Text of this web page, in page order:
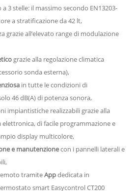
3 stelle: il massimo secondo EN13203-
a stratificazione da 42 lt,
grazie all’elevato range di modulazione
grazie alla regolazione climatica
sonda esterna),
in tutte le condizioni di
46 dB(A) di potenza sonora,
impiantistiche realizzabili grazie alla
di facile programmazione e
display multicolore,
e manutenzionecon i pannelli laterali e
tramiteAppdedicata in
smart Easycontrol CT200